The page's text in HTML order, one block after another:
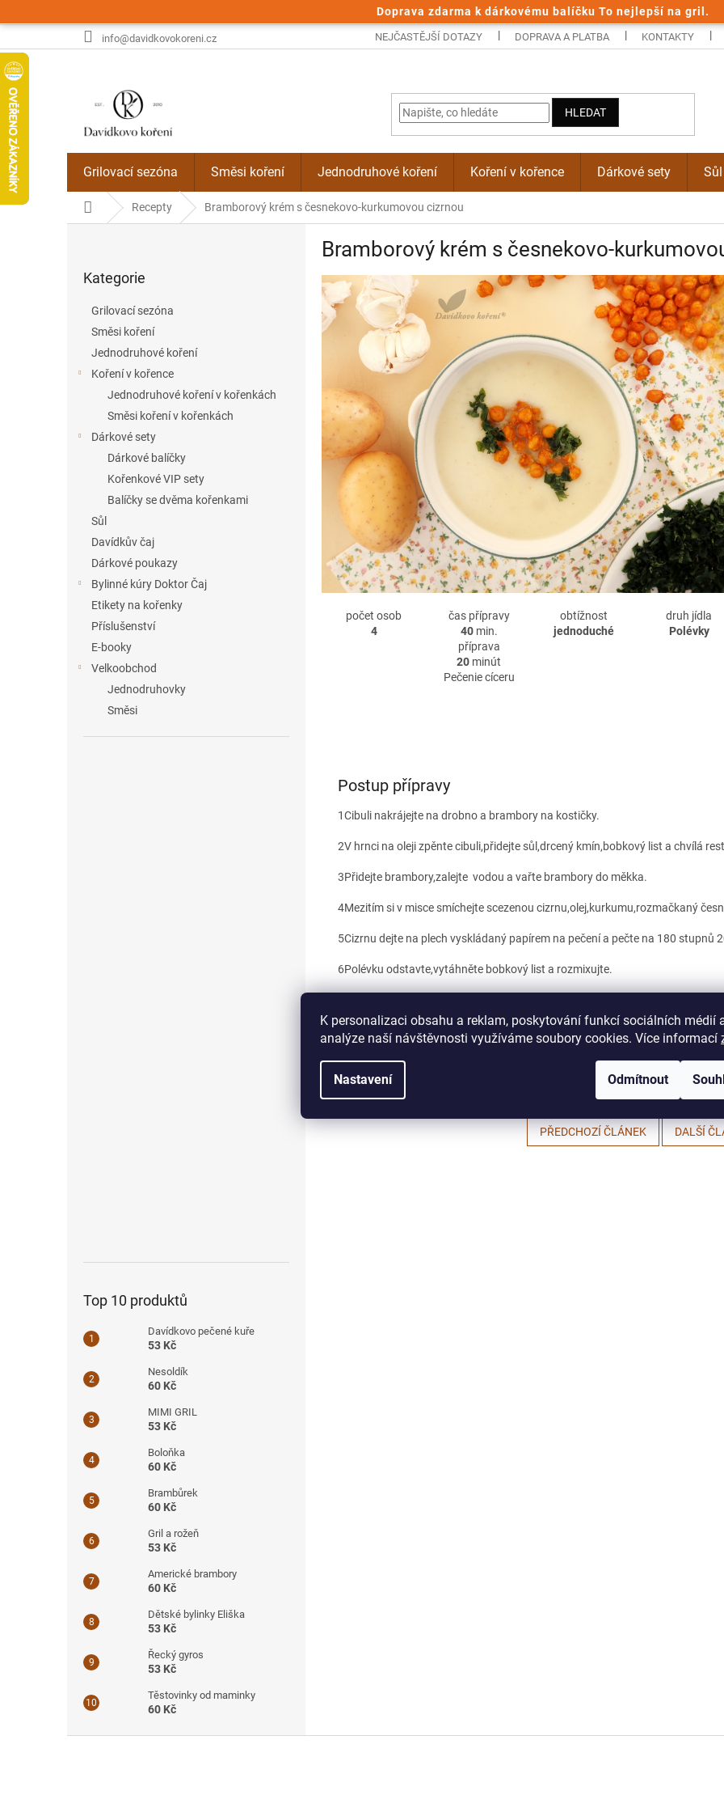
Doprava zdarma k dárkovému balíčku To nejlepší na gril.
K personalizaci obsahu a reklam, poskytování funkcí sociálních médií
analýze naší návštěvnosti využíváme soubory cookies. Více informací
Nastavení Odmítnout
na
info@davidkovokoreni.cz NEJČASTĚJŠÍ DOTAZY DOPRAVA A PLATBA KONTAKTY
HLEDAT
Grilovací sezóna Směsi koření Jednodruhové koření Koření v kořence Dárkové sety Sůl
Domů Recepty Bramborový krém s česnekovo-kurkumovou cizrnou
kategorie
Kategorie
Grilovací sezóna
Směsi koření
Jednodruhové koření
Koření v kořence
Jednodruhové koření v kořenkách
Směsi koření v kořenkách
Dárkové sety
Dárkové balíčky
Kořenkové VIP sety
Balíčky se dvěma kořenkami
Sůl
Davídkův čaj
Dárkové poukazy
Bylinné kúry Doktor Čaj
Etikety na kořenky
Příslušenství
E-booky
Velkoobchod
Jednodruhovky
Směsi
Top 10 produktů
Davídkovo pečené kuře
53 Kč
Nesoldík
60 Kč
MIMI GRIL
53 Kč
Boloňka
60 Kč
Brambůrek
60 Kč
Gril a rožeň
53 Kč
Americké brambory
60 Kč
Dětské bylinky Eliška
53 Kč
Řecký gyros
53 Kč
Těstovinky od maminky
60 Kč
Bramborový krém s česnekovo-
počet osob
4
čas přípravy
40min.
příprava
20 minút
Pečenie cíceru
obtížnost
jednoduché
druh jídla
Polévky
Postup přípravy
1Cibuli nakrájejte na drobno a brambory na kostičky.
2V hrnci na oleji zpěnte cibuli,přidejte sůl,drcený kmín,bobkový list a chvílá
3Přidejte brambory,zalejte vodou a vařte brambory do měkka.
4Mezitím si v misce smíchejte scezenou cizrnu,olej,kurkumu,rozmačkaný
5Cizrnu dejte na plech vyskládaný papírem na pečení a pečte na 180 stupnů
6Polévku odstavte,vytáhněte bobkový list a rozmixujte.
8 Nakonec dochutte octem a cukrem,případně osolte.
Polévku podávejte s opečenou cizrnou. Dobrou chut.
PŘEDCHOZÍ ČLÁNEK DALŠÍ